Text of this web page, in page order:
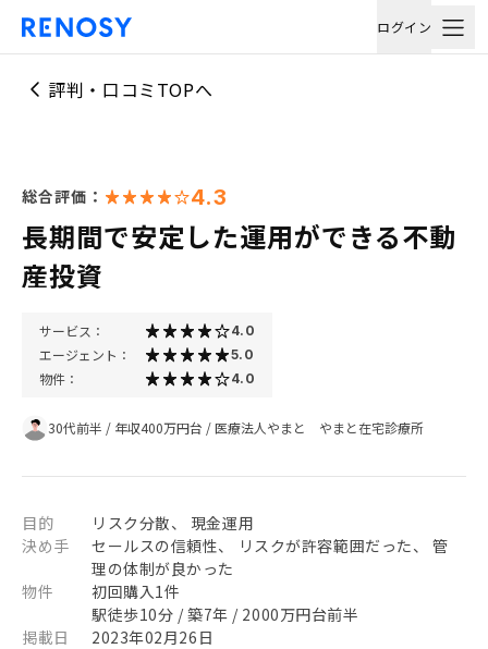
ログイン
評判・口コミTOPへ
総合評価： 4.3
長期間で安定した運用ができる不動
産投資
サービス： 4.0
エージェント： 5.0
物件： 4.0
30代前半 / 年収400万円台 /医療法人やまと やまと在宅診療所
目的
リスク分散、 現金運用
決め手
セールスの信頼性、 リスクが許容範囲だった、 管
理の体制が良かった
物件
初回購入1件
駅徒歩10分 / 築7年 / 2000万円台前半
掲載日
2023年02月26日